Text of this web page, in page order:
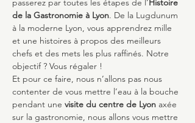
passerez par toutes les étapes de l’Histoire
de la Gastronomie à Lyon. De la Lugdunum
à la moderne Lyon, vous apprendrez mille
et une histoires à propos des meilleurs
chefs et des mets les plus raffinés. Notre
objectif ? Vous régaler !
Et pour ce faire, nous n’allons pas nous
contenter de vous mettre l’eau à la bouche
pendant une visite du centre de Lyon axée
sur la gastronomie, nous allons vous mettre